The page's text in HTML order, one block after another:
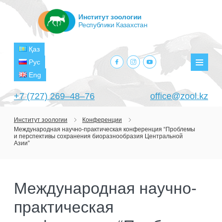
+7 (727) 269‒48‒76 office@zool.kz
Қаз
Рус
Eng
facebook.com
instagram.com
youtube.com
Институт зоологии
Республики Казахстан
ГЛАВНАЯ
РУКОВОДСТВО
СТРУКТУРА
ЛАБОРАТОРИИ
ЛАБОРАТОРИЯ ТЕРИОЛОГИИ
НАУЧНО-ИССЛЕДОВАТЕЛЬСКИЕ
ПРОЕКТЫ
Институт зоологии
Конференции
Международная научно-практическая конференция “Проблемы
и перспективы сохранения биоразнообразия Центральной
Азии”
Международная научно-
практическая